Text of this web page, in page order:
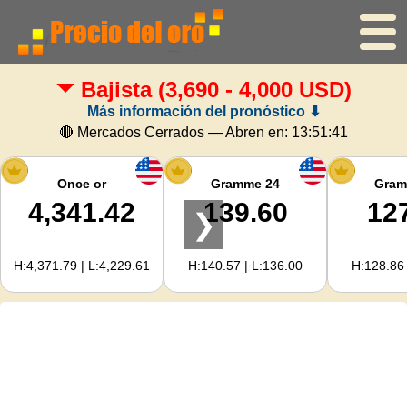
Inicio
Precio del oro
Precio de la plata
Calculadora de oro
Para Webmasters
Bajista(3,690 - 4,000 USD)
Más información del pronóstico ⬇
🔴 Mercados Cerrados — Abren en: 13:51:40
Once or
4,341.42
H:4,371.79 | L:4,229.61
Gramme 24
139.60
H:140.57 | L:136.00
❯